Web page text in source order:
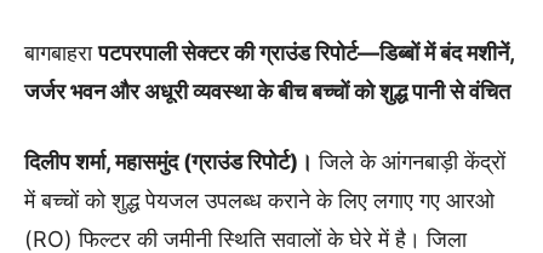
बागबाहरापटपरपाली सेक्टर की ग्राउंड रिपोर्ट—डिब्बों में बंद मशीनें,
जर्जर भवन और अधूरी व्यवस्था के बीच बच्चों को शुद्ध पानी से वंचित
दिलीप शर्मा, महासमुंद (ग्राउंड रिपोर्ट)। जिले के आंगनबाड़ी केंद्रों
में बच्चों को शुद्ध पेयजल उपलब्ध कराने के लिए लगाए गए आरओ
(RO) फिल्टर की जमीनी स्थिति सवालों के घेरे में है। जिला